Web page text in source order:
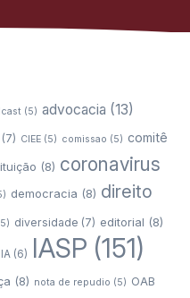
(5) advocacia (13)
(7) CIEE(5) comissao (5) comitê
(8) coronavirus
democracia (8) direito
diversidade (7) editorial (8)
IA(6) IASP (151)
(8) nota de repudio (5) OAB